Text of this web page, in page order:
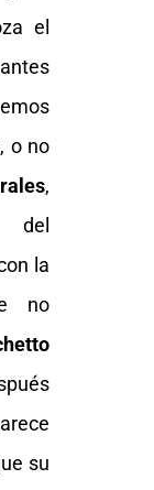
el
o no
,
la
no
su